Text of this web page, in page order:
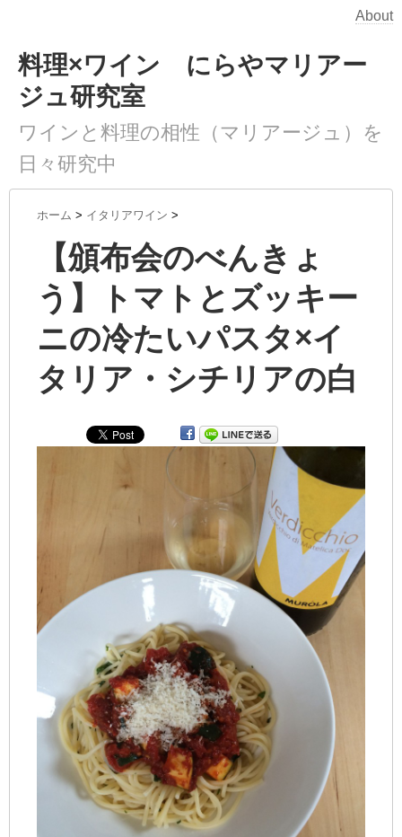
About
料理×ワイン にらやマリアー
ジュ研究室
ワインと料理の相性（マリアージュ）を
日々研究中
ホーム > イタリアワイン >
【頒布会のべんきょ
う】トマトとズッキー
ニの冷たいパスタ×イ
タリア・シチリアの白